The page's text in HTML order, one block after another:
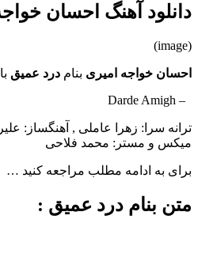
دانلود آهنگ احسان
(image)
احسان خواجه امیری بنام درد عمیق
– Darde Amigh
ترانه سرا: زهرا عاملی , آهنگساز:
میکس و مستر: محمد فلاحی
برای به ادامه مطلب مراجعه کنید …
متن بنام درد عمیق :